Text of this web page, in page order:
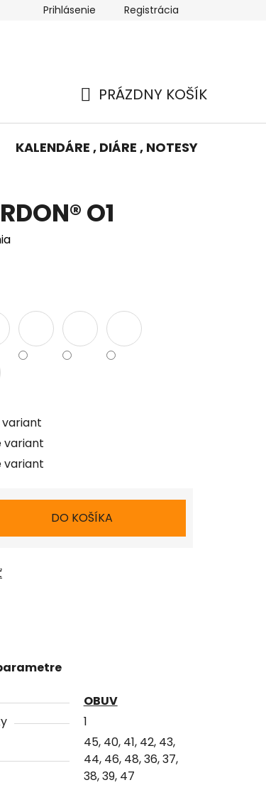
Výmena tovaru Odstúpenie od
Prihlásenie Registrácia
KOŠÍK
PRÁZDNY KOŠÍK
KALENDÁRE , DIÁRE , NOTESY
O1
variant
variant
DO KOŠÍKA
OBUV
1
45, 40, 41, 42, 43,
44, 46, 48, 36, 37,
38, 39, 47